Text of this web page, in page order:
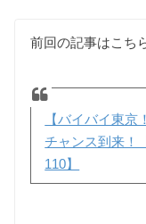
前回の記事はこち
【バイバイ東
チャンス到来！
110】